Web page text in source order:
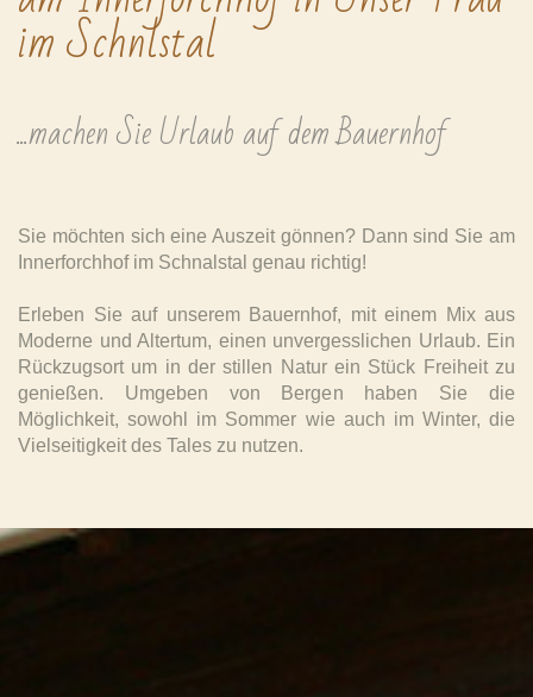
im Schnlstal
...machen Sie Urlaub auf dem Bauernhof
Sie möchten sich eine Auszeit gönnen? Dann sind Sie am
Innerforchhof im Schnalstal genau richtig!
Erleben Sie auf unserem Bauernhof, mit einem Mix aus
Moderne und Altertum, einen unvergesslichen Urlaub. Ein
Rückzugsort um in der stillen Natur ein Stück Freiheit zu
genießen. Umgeben von Bergen haben Sie die
Möglichkeit, sowohl im Sommer wie auch im Winter, die
Vielseitigkeit des Tales zu nutzen.